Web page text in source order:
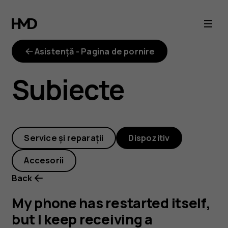
My
phone
has
restarted
itself,
but
keep
Asistență - Pagina de pornire
Subiecte
Service și reparații Dispozitiv
Accesorii
Back
My phone has restarted itself,
but I keep receiving a